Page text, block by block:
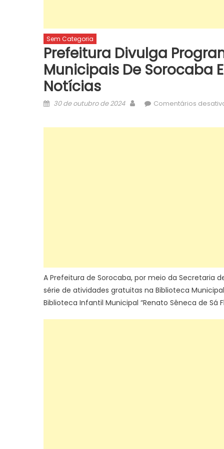
Sem Categoria
Prefeitura Divulga
Municipais De Sorocaba
Notícias
Posted
30 de outubro de 2024 AuthorComentários
A Prefeitura de Sorocaba, por meio da Secretaria
série de atividades gratuitas na Biblioteca
Biblioteca Infantil Municipal “Renato Sêneca de